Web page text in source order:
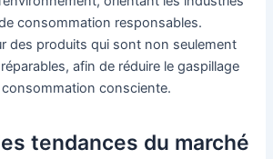
consommation responsables.
des produits qui sont non seulement
afin de réduire le gaspillage
consciente.
tendances du marché